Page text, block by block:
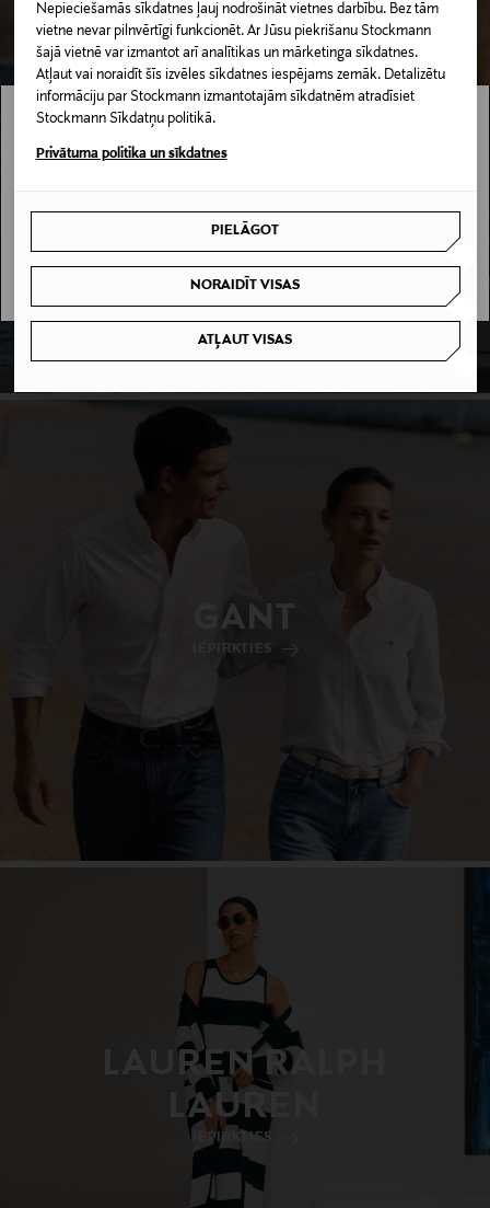
Nepieciešamās sīkdatnes ļauj nodrošināt vietnes darbību. Bez tām
vietne nevar pilnvērtīgi funkcionēt. Ar Jūsu piekrišanu Stockmann
šajā vietnē var izmantot arī analītikas un mārketinga sīkdatnes.
Atļaut vai noraidīt šīs izvēles sīkdatnes iespējams zemāk. Detalizētu
informāciju par Stockmann izmantotajām sīkdatnēm atradīsiet
Stockmann Sīkdatņu politikā.
Privātuma politika un sīkdatnes
PIELĀGOT
NORAIDĪT VISAS
ATĻAUT VISAS
ANDIATA
GANT
IEPIRKTIES
LAUREN RALPH
LAUREN
IEPIRKTIES
Stockmann nav pieejams tavā valstī.
I UNDERSTAND